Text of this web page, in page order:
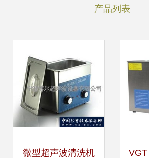
产品列表
微型超声波清洗机